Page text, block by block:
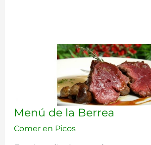
Menú de la Berrea
Comer en Picos
Menú
la